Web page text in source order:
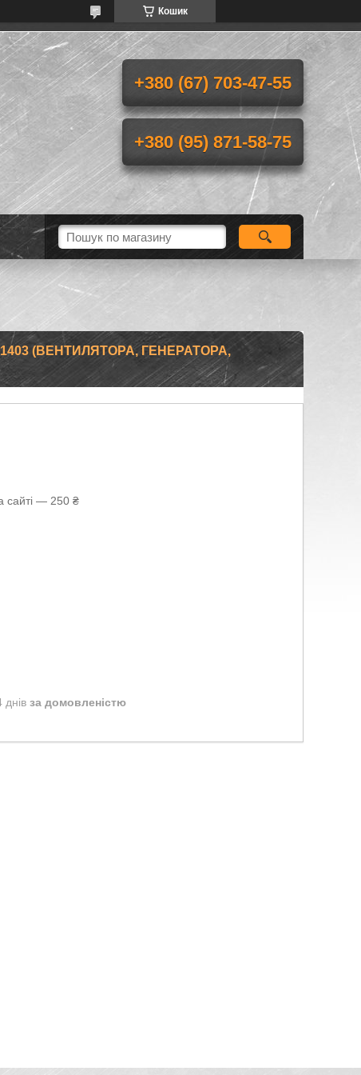
Кошик
+380 (67) 703-47-55
+380 (95) 871-58-75
(ВЕНТИЛЯТОРА, ГЕНЕРАТОРА,
сайті — 250 ₴
за домовленістю